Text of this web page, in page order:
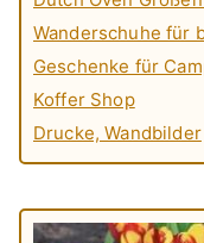
Wanderschuhe für
Geschenke für
Koffer Shop
Drucke, Wandbilder